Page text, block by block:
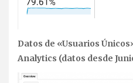
Datos de «Usuarios
Analytics (datos desde